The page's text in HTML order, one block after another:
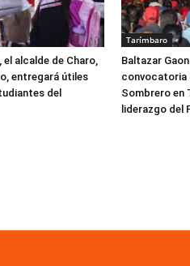
alcalde de Charo,
entregará útiles
del
Tarímbaro
Baltazar
convocatoria
Sombrero en
liderazgo del